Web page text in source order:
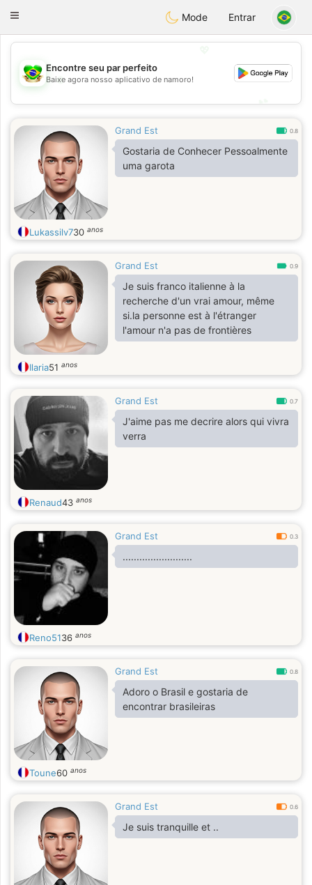
Conversar
Toggle
Mode Entrar
💖
💕
Encontre seu par perfeito
Baixe agora nosso aplicativo de namoro!
Grand Est 0.8
Gostaria de Conhecer Pessoalmente
uma garota
Lukassilv730 anos
Grand Est 0.9
Je suis franco italienne à la
recherche d'un vrai amour, même
si.la personne est à l'étranger
l'amour n'a pas de frontières
Ilaria51 anos
Grand Est 0.7
J'aime pas me decrire alors qui vivra
verra
Renaud43 anos
Grand Est 0.3
.........................
Reno5136 anos
Grand Est 0.8
Adoro o Brasil e gostaria de
encontrar brasileiras
Toune60 anos
Grand Est 0.6
Je suis tranquille et ..